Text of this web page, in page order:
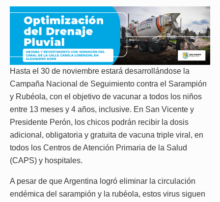
Hasta el 30 de noviembre estará desarrollándose la
Campaña Nacional de Seguimiento contra el Sarampión
y Rubéola, con el objetivo de vacunar a todos los niños
entre 13 meses y 4 años, inclusive. En San Vicente y
Presidente Perón, los chicos podrán recibir la dosis
adicional, obligatoria y gratuita de vacuna triple viral, en
todos los Centros de Atención Primaria de la Salud
(CAPS) y hospitales.
A pesar de que Argentina logró eliminar la circulación
endémica del sarampión y la rubéola, estos virus siguen